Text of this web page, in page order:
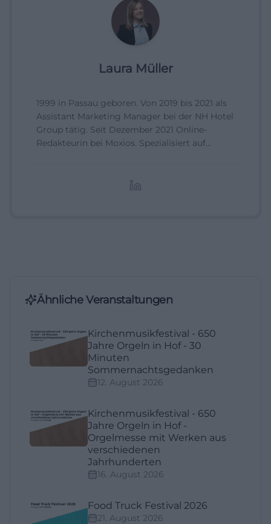
Laura Müller
1999 in Passau geboren. Von 2019 bis 2021 als
Assistant Marketing Manager bei der NH Hotel
Group tätig. Seit Dezember 2021 Online-
Redakteurin bei Moxios. Spezialisiert auf
Ähnliche Veranstaltungen
Kirchenmusikfestival - 650
Jahre Orgeln in Hof - 30
Minuten
Sommernachtsgedanken
12. August 2026
Kirchenmusikfestival - 650
Jahre Orgeln in Hof -
Orgelmesse mit Werken aus
verschiedenen
Jahrhunderten
16. August 2026
Food Truck Festival 2026
21. August 2026